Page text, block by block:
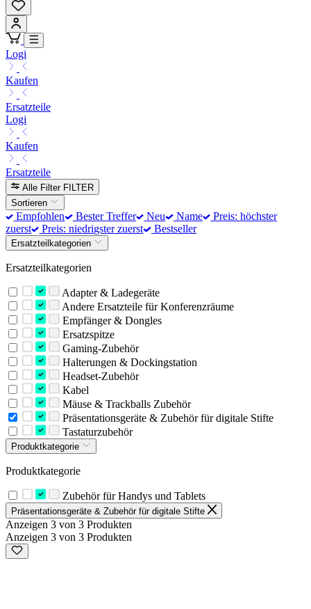
Logi
Kaufen
Ersatzteile
Logi
Kaufen
Ersatzteile
Alle Filter FILTER
Sortieren
Empfohlen Bester Treffer Neu Name
Preis: höchster
zuerst
Preis: niedrigster zuerst Bestseller
Ersatzteilkategorien
Ersatzteilkategorien
Adapter & Ladegeräte
Andere Ersatzteile für Konferenzräume
Empfänger & Dongles
Ersatzspitze
Gaming-Zubehör
Halterungen & Dockingstation
Headset-Zubehör
Kabel
Mäuse & Trackballs Zubehör
Präsentationsgeräte & Zubehör für digitale Stifte
Tastaturzubehör
Produktkategorie
Produktkategorie
Zubehör für Handys und Tablets
Präsentationsgeräte & Zubehör für digitale Stifte
Anzeigen 3 von 3 Produkten
Anzeigen 3 von 3 Produkten